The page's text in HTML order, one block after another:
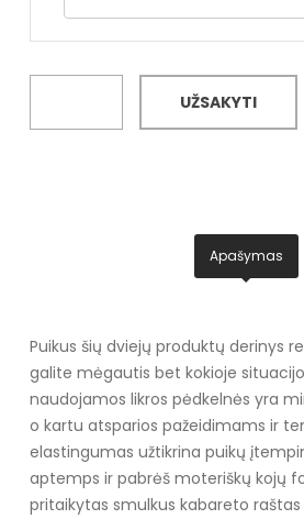
UŽSAKYTI
Apašymas
Puikus šių dviejų produktų derinys
galite mėgautis bet kokioje
naudojamos likros pėdkelnės yra
o kartu atsparios pažeidimams ir
elastingumas užtikrina puikų
aptemps ir pabrėš moteriškų kojų
pritaikytas smulkus kabareto